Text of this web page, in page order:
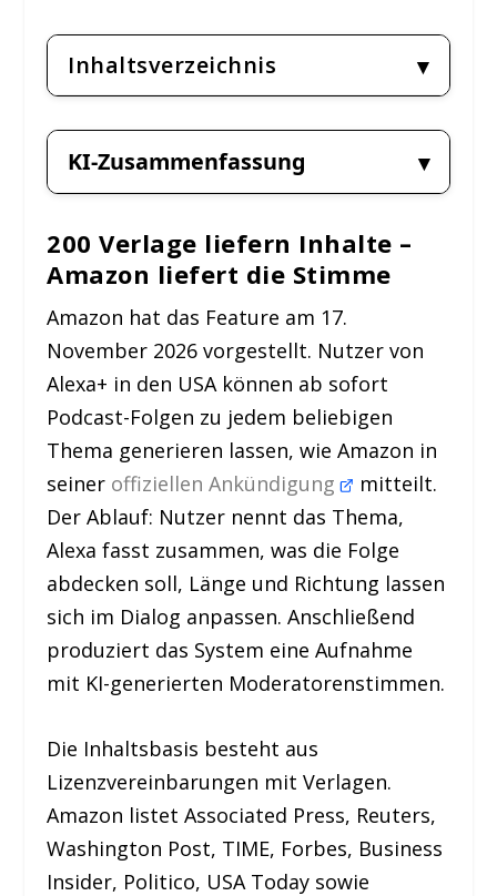
Inhaltsverzeichnis
KI-Zusammenfassung
200 Verlage liefern Inhalte –
Amazon liefert die Stimme
Amazon hat das Feature am 17.
November 2026 vorgestellt. Nutzer von
Alexa+ in den USA können ab sofort
Podcast-Folgen zu jedem beliebigen
Thema generieren lassen, wie Amazon in
seiner offiziellen Ankündigung
mitteilt.
Der Ablauf: Nutzer nennt das Thema,
Alexa fasst zusammen, was die Folge
abdecken soll, Länge und Richtung lassen
sich im Dialog anpassen. Anschließend
produziert das System eine Aufnahme
mit KI-generierten Moderatorenstimmen.
Die Inhaltsbasis besteht aus
Lizenzvereinbarungen mit Verlagen.
Amazon listet Associated Press, Reuters,
Washington Post, TIME, Forbes, Business
Insider, Politico, USA Today sowie